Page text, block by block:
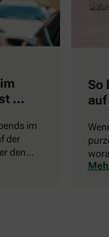
…
im
der
den
die
Schlaf
So
die